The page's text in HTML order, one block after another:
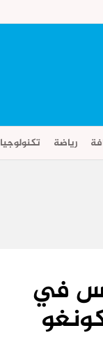
رياضة تكنولوجيا
في